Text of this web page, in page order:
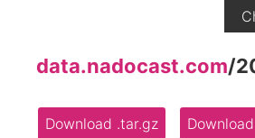
data.nadocast.com/
Download .tar.gz